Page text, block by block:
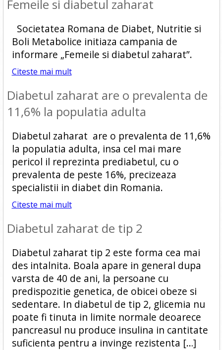
Femeile si diabetul zaharat
Societatea Romana de Diabet, Nutritie si
Boli Metabolice initiaza campania de
informare „Femeile si diabetul zaharat”.
Citeste mai mult
Diabetul zaharat are o prevalenta de
11,6% la populatia adulta
Diabetul zaharat are o prevalenta de 11,6%
la populatia adulta, insa cel mai mare
pericol il reprezinta prediabetul, cu o
prevalenta de peste 16%, precizeaza
specialistii in diabet din Romania.
Citeste mai mult
Diabetul zaharat de tip 2
Diabetul zaharat tip 2 este forma cea mai
des intalnita. Boala apare in general dupa
varsta de 40 de ani, la persoane cu
predispozitie genetica, de obicei obeze si
sedentare. In diabetul de tip 2, glicemia nu
poate fi tinuta in limite normale deoarece
pancreasul nu produce insulina in cantitate
suficienta pentru a invinge rezistenta […]